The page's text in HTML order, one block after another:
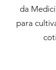
da
para